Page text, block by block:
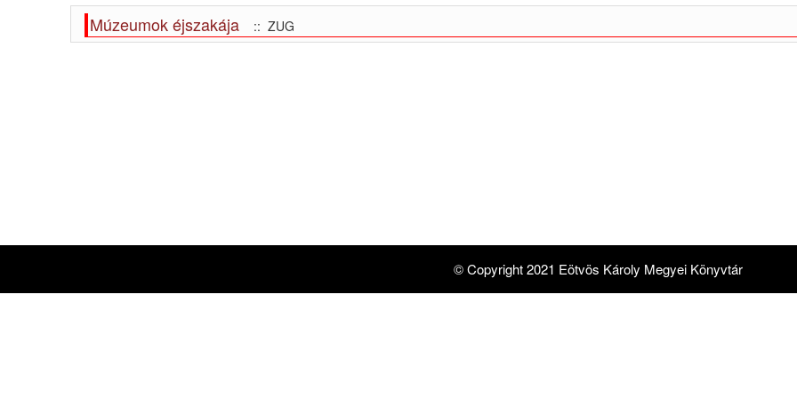
Múzeumok éjszakája :: ZUG
© Copyright 2021 Eötvös Károly Megyei Könyvtár